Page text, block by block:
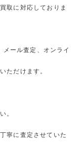
取に対応しておりま
ール査定、オンライ
ただけます。
。
寧に査定させていた